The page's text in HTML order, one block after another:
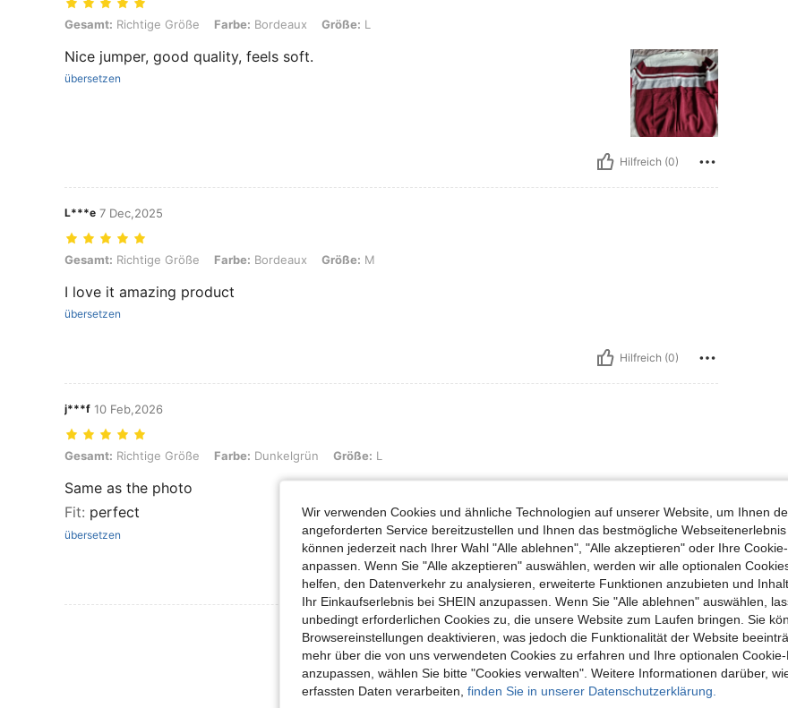
Gesamt: Richtige Größe, Farbe: Bordeaux, Größe: L
Gesamt: Richtige Größe Farbe: Bordeaux Größe: L
Nice jumper, good quality, feels soft.
übersetzen
Hilfreich (0)
L***e 7 Dec,2025
Gesamt: Richtige Größe, Farbe: Bordeaux, Größe: M
Gesamt: Richtige Größe Farbe: Bordeaux Größe: M
I love it amazing product
übersetzen
Hilfreich (0)
j***f 10 Feb,2026
Gesamt: Richtige Größe, Farbe: Dunkelgrün, Größe: L
Gesamt: Richtige Größe Farbe: Dunkelgrün Größe: L
Same as the photo
Fit: perfect
übersetzen
Hilfreich (0)
Mehr Bewertungen Ansehen
Wir verwenden Cookies und ähnliche Technologien auf unserer Website, um Ihnen
angeforderten Service bereitzustellen und Ihnen das bestmögliche
können jederzeit nach Ihrer Wahl "Alle ablehnen", "Alle akzeptieren" oder Ihre
anpassen. Wenn Sie "Alle akzeptieren" auswählen, werden wir alle optionalen
helfen, den Datenverkehr zu analysieren, erweiterte Funktionen anzubieten und
Ihr Einkaufserlebnis bei SHEIN anzupassen. Wenn Sie "Alle ablehnen" auswählen,
unbedingt erforderlichen Cookies zu, die unsere Website zum Laufen bringen. Sie
Browsereinstellungen deaktivieren, was jedoch die Funktionalität der Website
mehr über die von uns verwendeten Cookies zu erfahren und Ihre optionalen
anzupassen, wählen Sie bitte "Cookies verwalten". Weitere Informationen darüber,
erfassten Daten verarbeiten, finden Sie in unserer Datenschutzerklärung.